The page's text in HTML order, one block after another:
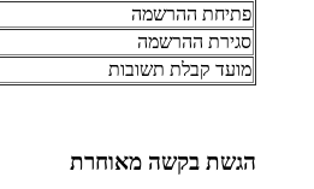
פתיחת ההרשמה
סגירת ההרשמה
מועד קבלת תשובות
הגשת בקשה מאוחרת